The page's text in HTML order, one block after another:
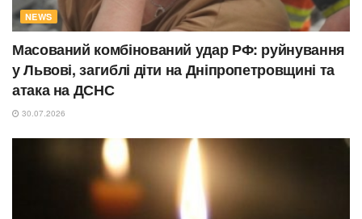
NEWS
Масований комбінований удар РФ: руйнування
у Львові, загиблі діти на Дніпропетровщині та
атака на ДСНС
30.07.2026